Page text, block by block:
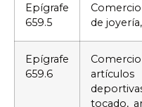
Epígrafe
659.5
de
Epígrafe
659.6
tocado,